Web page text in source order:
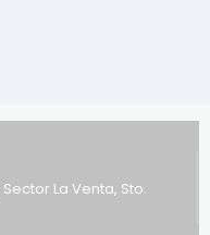
La Venta, Sto.